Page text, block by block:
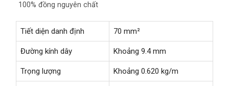
100% đồng nguyên chất
Tiết diện danh định 70 mm²
Đường kính dây Khoảng 9.4 mm
Trọng lượng Khoảng 0.620 kg/m